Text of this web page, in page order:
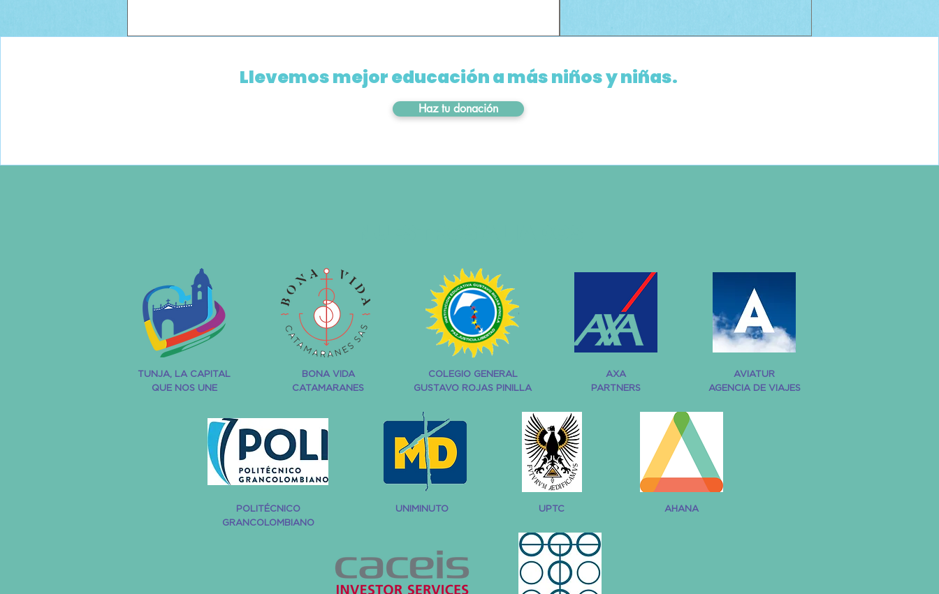
Llevemos mejor educación a más niños y niñas.
Haz tu donación
TUNJA, LA CAPITAL
QUE NOS UNE
BONA VIDA
CATAMARANES
COLEGIO GENERAL
GUSTAVO ROJAS PINILLA
AXA
PARTNERS
AVIATUR
AGENCIA DE VIAJES
POLITÉCNICO
GRANCOLOMBIANO
UNIMINUTO UPTC AHANA